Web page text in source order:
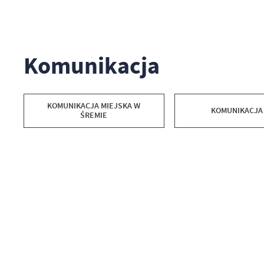
Komunikacja
KOMUNIKACJA MIEJSKA W
ŚREMIE